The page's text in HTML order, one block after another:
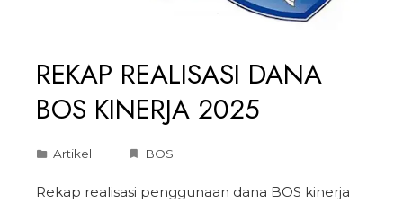
REKAP REALISASI DANA
BOS KINERJA 2025
Artikel BOS
Rekap realisasi penggunaan dana BOS kinerja